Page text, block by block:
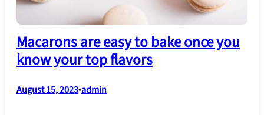
Macarons are easy to bake once you
know your top flavors
August 15, 2023•admin